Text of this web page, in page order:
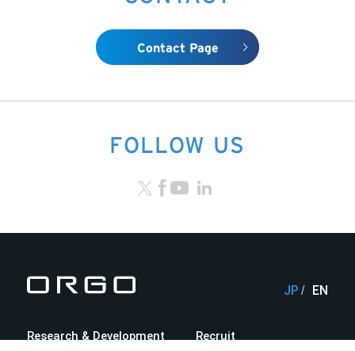
Contact Page
FOLLOW US
Research & Development
Recruit
JP EN